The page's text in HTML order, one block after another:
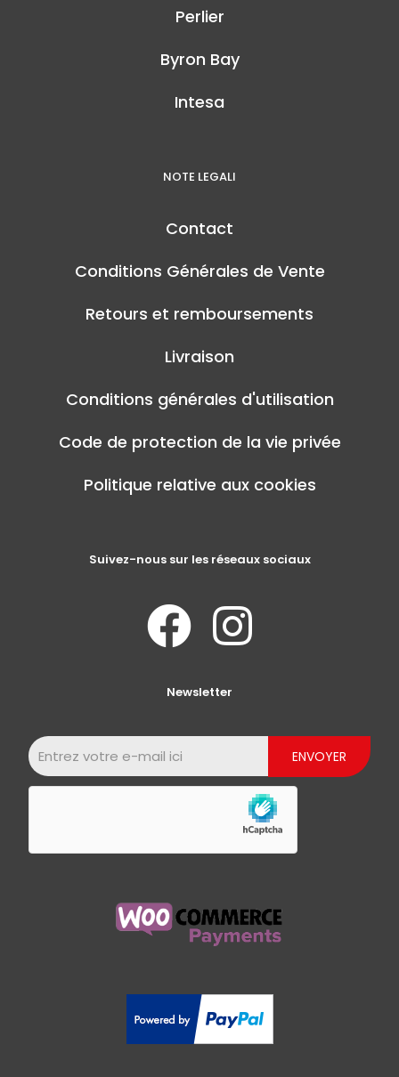
Perlier
Byron Bay
Intesa
NOTE LEGALI
Contact
Conditions Générales de Vente
Retours et remboursements
Livraison
Conditions générales d'utilisation
Code de protection de la vie privée
Politique relative aux cookies
Suivez-nous sur les réseaux sociaux
Newsletter